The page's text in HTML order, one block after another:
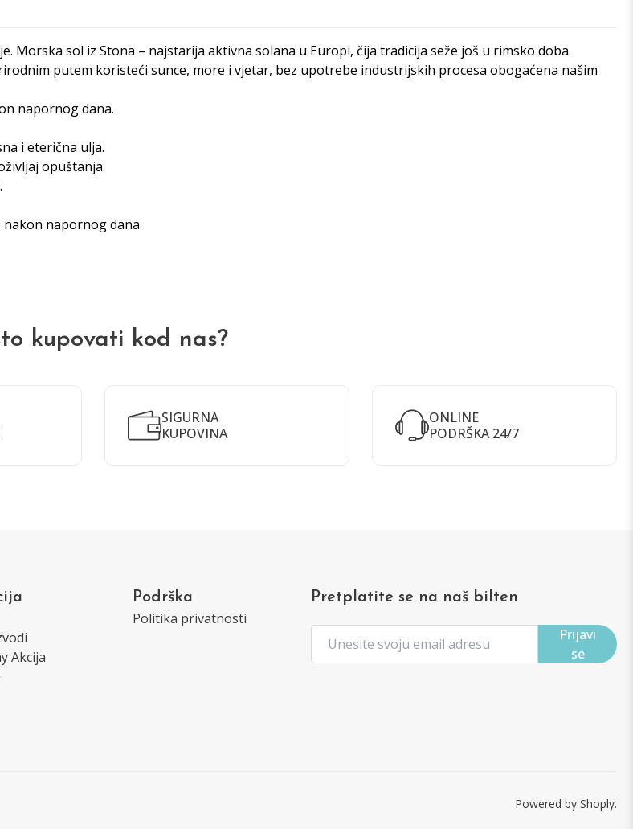
sol iz Stona – najstarija aktivna solana u Europi, čija tradicija seže još u rimsko doba.
putem koristeći sunce, more i vjetar, bez upotrebe industrijskih procesa obogaćena našim
napornog dana.
i eterična ulja.
opuštanja.
napornog dana.
kupovati kod nas?
SIGURNA
KUPOVINA
ONLINE
PODRŠKA 24/7
Akcija
Podrška
Politika privatnosti
Pretplatite se na naš bilten
Prijavi
se
Powered by Shoply.